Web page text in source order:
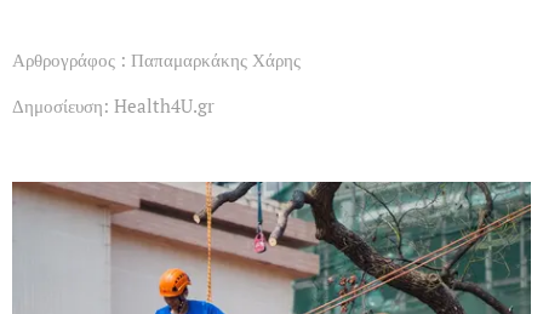
Αρθρογράφος : Παπαμαρκάκης Χάρης
Δημοσίευση: Health4U.gr